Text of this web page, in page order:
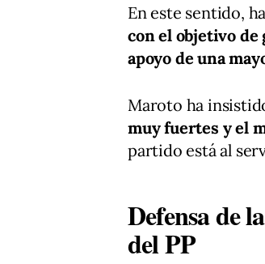
En este sentido,
con el objetivo de
apoyo de una
Maroto ha
muy fuertes y el
partido está al
Defensa de
del PP